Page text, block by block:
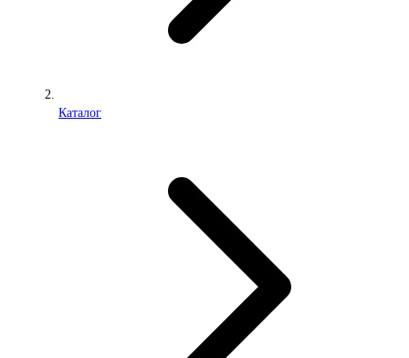
Каталог